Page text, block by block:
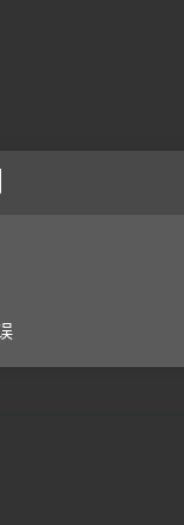
满了鲜血。
地形。